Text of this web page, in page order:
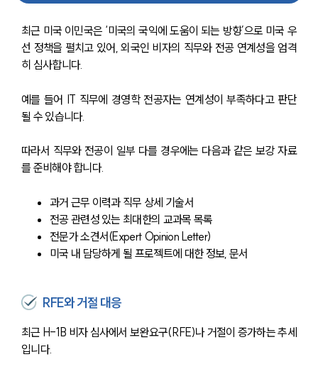
최근 미국 이민국은 ‘미국의 국익에 도움이 되는 방향’으로 미국 우
선 정책을 펼치고 있어, 외국인 비자의 직무와 전공 연계성을 엄격
히 심사합니다.
예를 들어 IT 직무에 경영학 전공자는 연계성이 부족하다고 판단
될 수 있습니다.
따라서 직무와 전공이 일부 다를 경우에는 다음과 같은 보강 자료
를 준비해야 합니다.
과거 근무 이력과 직무 상세 기술서
전공 관련성 있는 최대한의 교과목 목록
전문가 소견서(Expert Opinion Letter)
미국 내 담당하게 될 프로젝트에 대한 정보, 문서
RFE와 거절 대응
최근 H-1B 비자 심사에서 보완요구(RFE)나 거절이 증가하는 추세
입니다.